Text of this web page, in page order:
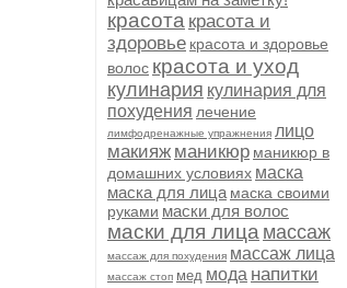
красота красота и
здоровье красота и здоровье
волос красота и уход
кулинария кулинария для
похудения лечение
лимфодренажные упражнения лицо
макияж маникюр маникюр в
домашних условиях маска
маска для лица маска своими
руками маски для волос
маски для лица массаж
массаж для похудения массаж лица
массаж стоп мед мода напитки